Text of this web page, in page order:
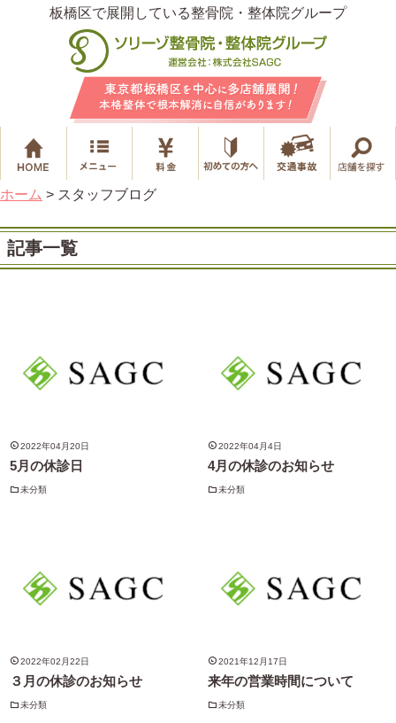
板橋区で展開している整骨院・整体院グループ
ホーム > スタッフブログ
記事一覧
2022年04月20日
5月の休診日
未分類
2022年04月4日
4月の休診のお知らせ
未分類
2022年02月22日
３月の休診のお知らせ
未分類
2021年12月17日
来年の営業時間について
未分類